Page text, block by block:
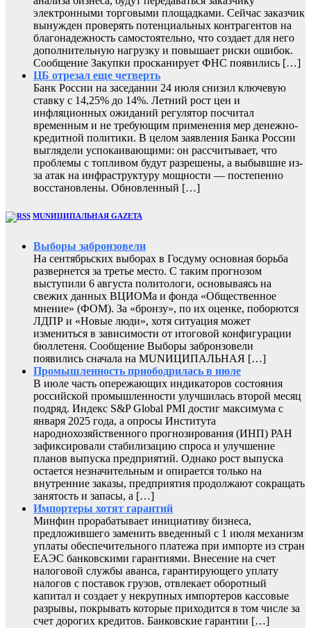
электронными торговыми площадками. Сейчас заказчик
вынужден проверять потенциальных контрагентов на
благонадежность самостоятельно, что создает для него
дополнительную нагрузку и повышает риски ошибок.
Сообщение Закупки просканирует ФНС появились […]
ЦБ отрезал еще четверть
Банк России на заседании 24 июля снизил ключевую
ставку с 14,25% до 14%. Летний рост цен и
инфляционных ожиданий регулятор посчитал
временным и не требующим применения мер денежно-
кредитной политики. В целом заявления Банка России
выглядели успокаивающими: он рассчитывает, что
проблемы с топливом будут разрешены, а выбывшие из-
за атак на инфраструктуру мощности — постепенно
восстановлены. Обновленный […]
MUNИЦИПАЛЬНАЯ GAZЕТА
Выборы забронзовели
На сентябрьских выборах в Госдуму основная борьба
развернется за третье место. С таким прогнозом
выступили 6 августа политологи, основываясь на
свежих данных ВЦИОМа и фонда «Общественное
мнение» (ФОМ). За «бронзу», по их оценке, поборются
ЛДПР и «Новые люди», хотя ситуация может
измениться в зависимости от итоговой конфигурации
бюллетеня. Сообщение Выборы забронзовели
появились сначала на MUNИЦИПАЛЬНАЯ […]
Промышленность приободрилась в июле
В июле часть опережающих индикаторов состояния
российской промышленности улучшилась второй месяц
подряд. Индекс S&P Global PMI достиг максимума с
января 2025 года, а опросы Института
народнохозяйственного прогнозирования (ИНП) РАН
зафиксировали стабилизацию спроса и улучшение
планов выпуска предприятий. Однако рост выпуска
остается незначительным и опирается только на
внутренние заказы, предприятия продолжают сокращать
занятость и запасы, а […]
Импортеры хотят гарантий
Минфин прорабатывает инициативу бизнеса,
предложившего заменить введенный с 1 июля механизм
уплаты обеспечительного платежа при импорте из стран
ЕАЭС банковскими гарантиями. Внесение на счет
налоговой службы аванса, гарантирующего уплату
налогов с поставок грузов, отвлекает оборотный
капитал и создает у некрупных импортеров кассовые
разрывы, покрывать которые приходится в том числе за
счет дорогих кредитов. Банковские гарантии […]